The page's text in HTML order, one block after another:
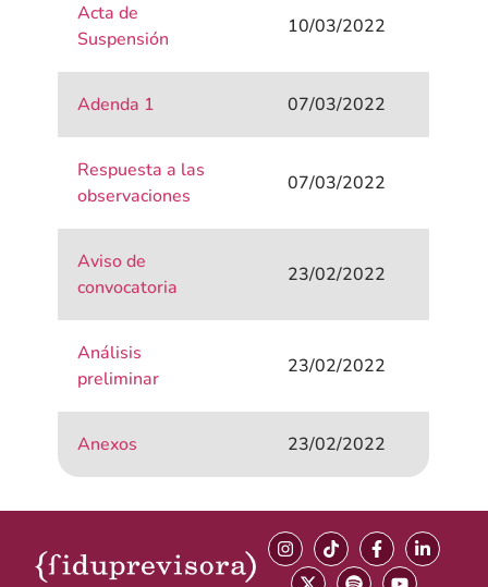
Acta de
Suspensión
10/03/2022
Adenda 1 07/03/2022
Respuesta a las
observaciones
07/03/2022
Aviso de
convocatoria
23/02/2022
Análisis
preliminar
23/02/2022
Anexos 23/02/2022